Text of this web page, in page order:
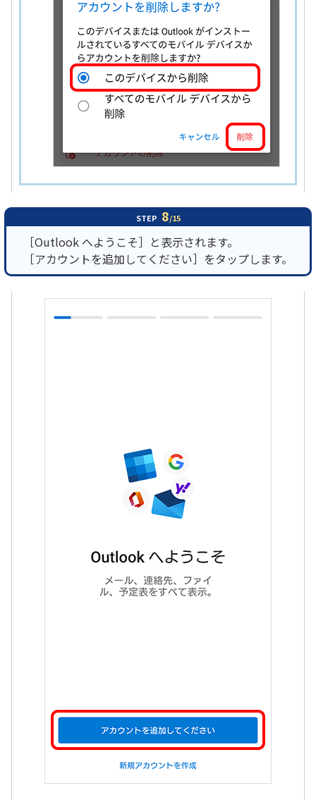
STEP 8/15
［Outlook へようこそ］と表示されます。
［アカウントを追加してください］をタップします。